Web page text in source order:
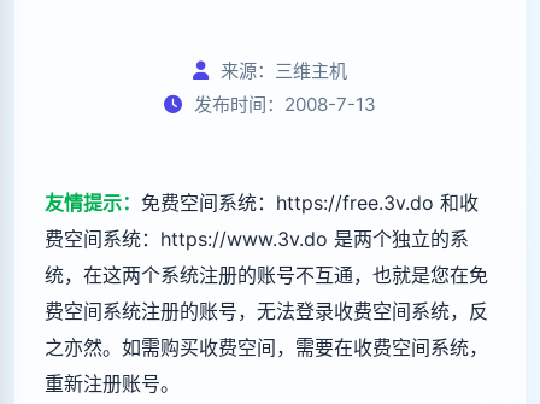
来源：三维主机
发布时间：2008-7-13
友情提示： 免费空间系统： https://free.3v.do 和收
费空间系统： https://www.3v.do 是两个独立的系
统，在这两个系统注册的账号不互通，也就是您在免
费空间系统注册的账号，无法登录收费空间系统，反
之亦然。如需购买收费空间，需要在收费空间系统，
重新注册账号。